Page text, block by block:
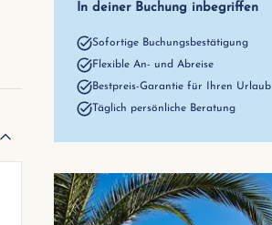
In deiner Buchung inbegriffen
Sofortige Buchungsbestätigung
Flexible An- und Abreise
Bestpreis-Garantie für Ihren Urlaub
Täglich persönliche Beratung